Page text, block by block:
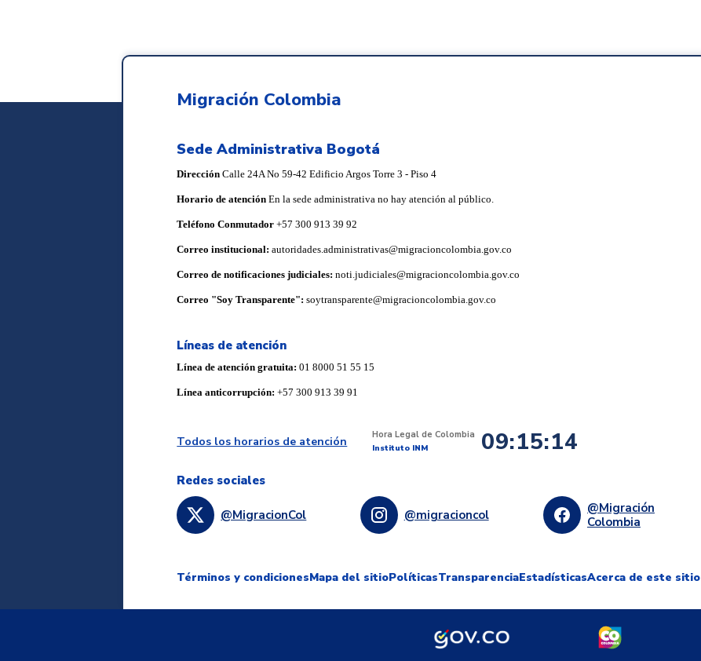
Migración Colombia
Sede Administrativa Bogotá
DirecciónCalle 24A No 59-42 Edificio Argos Torre 3 - Piso 4
Horario de atenciónEn la sede administrativa no hay atención al público.
Teléfono Conmutador+57 300 913 39 92
Correo institucional:autoridades.administrativas@migracioncolombia.gov.co
Correo de notificaciones judiciales:noti.judiciales@migracioncolombia.gov.co
Correo "Soy Transparente":soytransparente@migracioncolombia.gov.co
Líneas de atención
Línea de atención gratuita:01 8000 51 55 15
Línea anticorrupción:+57 300 913 39 91
Todos los horarios de atención Hora Legal de Colombia 09:15:15
Instituto INM
Redes sociales
@MigracionCol @migracioncol
@Migración
Colombia
Términos y condicionesMapa del sitioPolíticasTransparenciaEstadísticasAcerca de este sitio